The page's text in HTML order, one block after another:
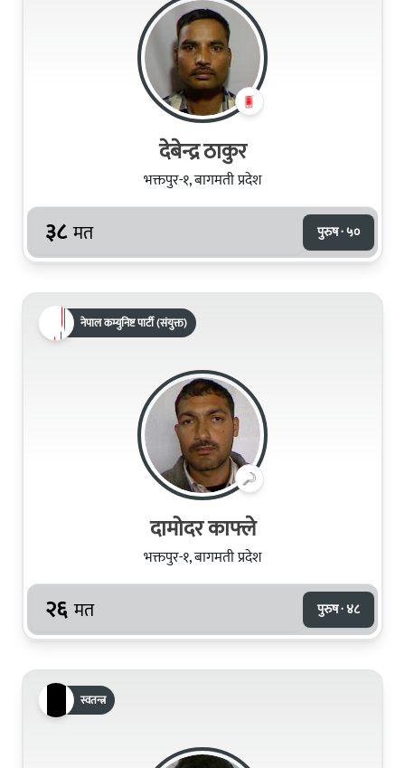
देबेन्द्र ठाकुर
भक्तपुर-१, बागमती प्रदेश
३८ मत पुरुष · ५०
नेपाल कम्युनिष्ट पार्टी (संयुक्त)
दामोदर काफ्ले
भक्तपुर-१, बागमती प्रदेश
२६ मत पुरुष · ४८
स्वतन्त्र